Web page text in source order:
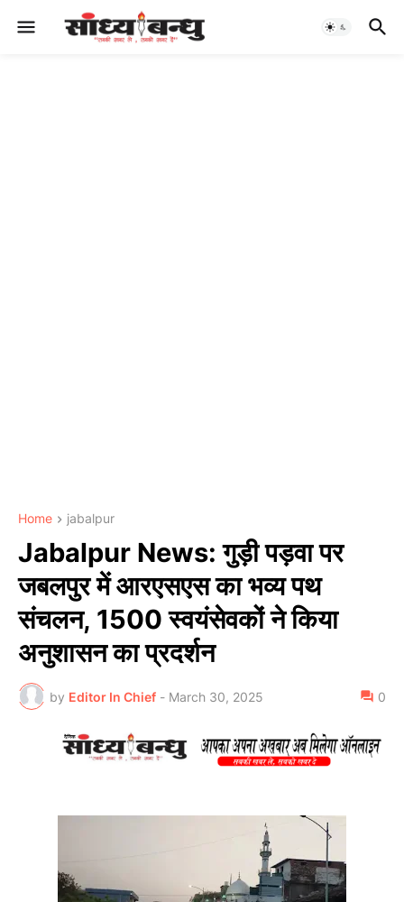
Home jabalpur
Jabalpur News: गुड़ी पड़वा पर
जबलपुर में आरएसएस का भव्य पथ
संचलन, 1500 स्वयंसेवकों ने किया
अनुशासन का प्रदर्शन
by Editor In Chief - March 30, 2025 0